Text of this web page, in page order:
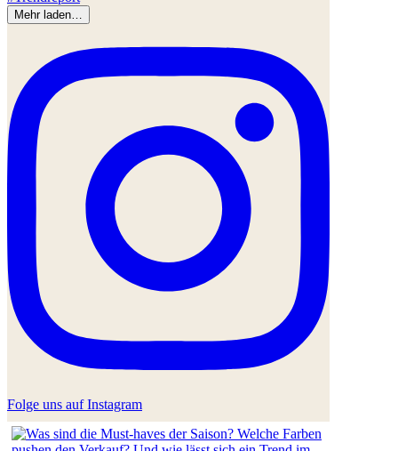
Mehr laden…
Folge uns auf Instagram